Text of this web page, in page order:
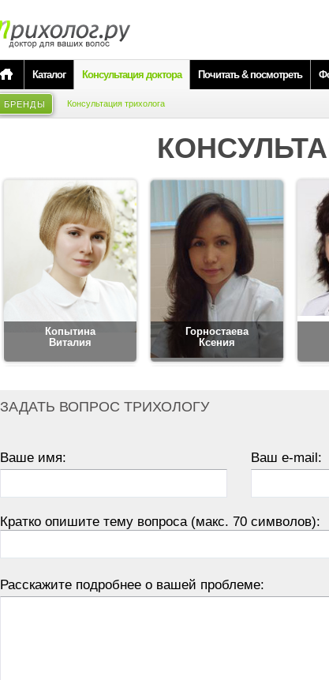
Каталог Консультация доктора Почитать & посмотреть
БРЕНДЫ Консультация трихолога
Копытина
Виталия
Горностаева
Ксения
ЗАДАТЬ ВОПРОС ТРИХОЛОГУ
Ваше имя: Ваш e-mail:
Кратко опишите тему вопроса (макс. 70 символов):
Расскажите подробнее о вашей проблеме: